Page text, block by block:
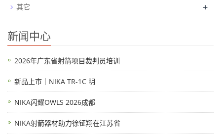
其它
+
新闻中心
2026年广东省射箭项目裁判员培训
新品上市｜NIKA TR-1C 明
NIKA闪耀OWLS 2026成都
NIKA射箭器材助力徐钲翔在江苏省